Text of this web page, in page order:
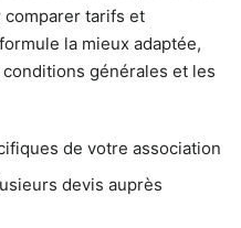
comparer tarifs et
la mieux adaptée,
générales et les
de votre association
devis auprès